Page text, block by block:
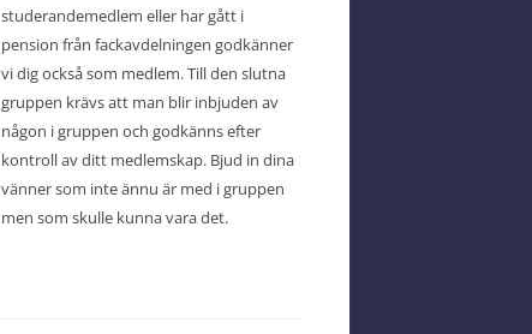
studerandemedlem eller har gått i
pension från fackavdelningen godkänner
vi dig också som medlem. Till den slutna
gruppen krävs att man blir inbjuden av
någon i gruppen och godkänns efter
kontroll av ditt medlemskap. Bjud in dina
vänner som inte ännu är med i gruppen
men som skulle kunna vara det.